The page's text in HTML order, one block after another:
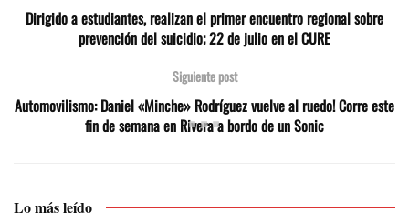
Dirigido a estudiantes, realizan el primer encuentro regional sobre
prevención del suicidio; 22 de julio en el CURE
Siguiente post
Automovilismo: Daniel «Minche» Rodríguez vuelve al ruedo! Corre este
fin de semana en Rivera a bordo de un Sonic
Lo más leído